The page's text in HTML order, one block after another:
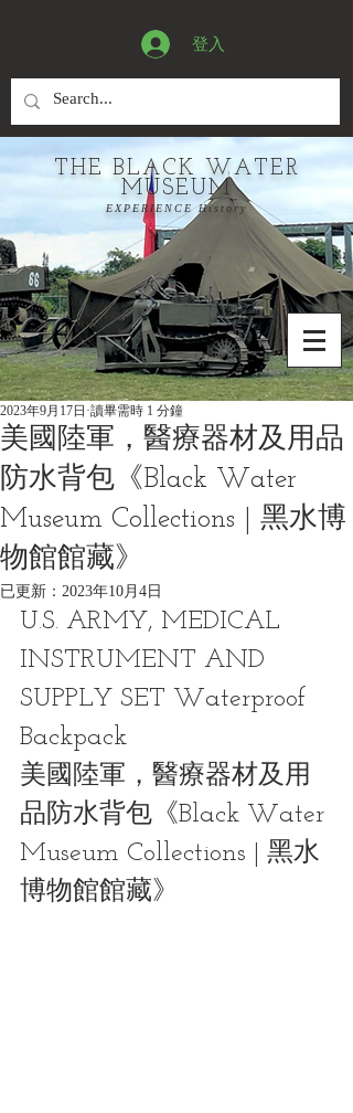
登入
THE BLACK WATER
MUSEUM
EXPERIENCE History
美國陸軍，醫療器材及用品
防水背包《Black Water
Museum Collections | 黑水博
物館館藏》
2023年9月17日 讀畢需時 1 分鐘
已更新： 2023年10月4日
U.S. ARMY, MEDICAL
INSTRUMENT AND
SUPPLY SET Waterproof
Backpack
美國陸軍，醫療器材及用
品防水背包《Black Water
Museum Collections | 黑水
博物館館藏》